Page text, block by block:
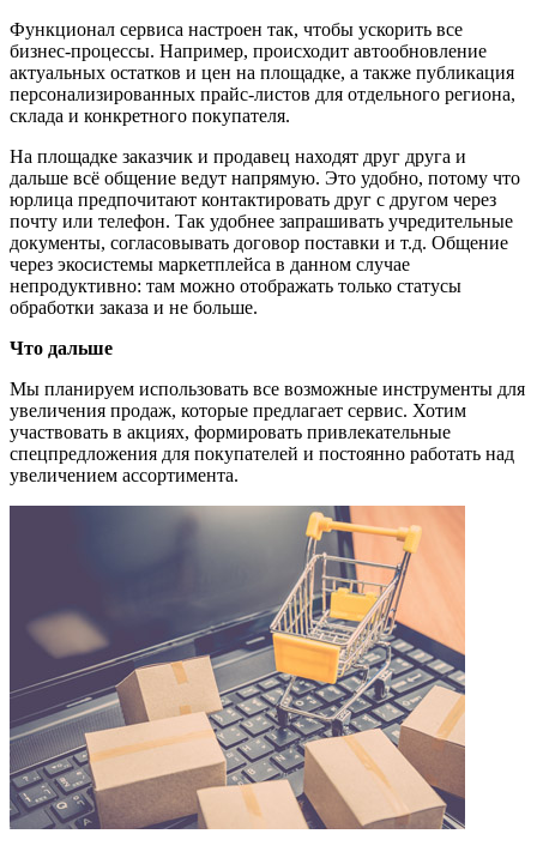
Функционал сервиса настроен так, чтобы ускорить все
бизнес-процессы. Например, происходит автообновление
актуальных остатков и цен на площадке, а также публикация
персонализированных прайс-листов для отдельного региона,
склада и конкретного покупателя.
На площадке заказчик и продавец находят друг друга и
дальше всё общение ведут напрямую. Это удобно, потому что
юрлица предпочитают контактировать друг с другом через
почту или телефон. Так удобнее запрашивать учредительные
документы, согласовывать договор поставки и т.д. Общение
через экосистемы маркетплейса в данном случае
непродуктивно: там можно отображать только статусы
обработки заказа и не больше.
Что дальше
Мы планируем использовать все возможные инструменты для
увеличения продаж, которые предлагает сервис. Хотим
участвовать в акциях, формировать привлекательные
спецпредложения для покупателей и постоянно работать над
увеличением ассортимента.